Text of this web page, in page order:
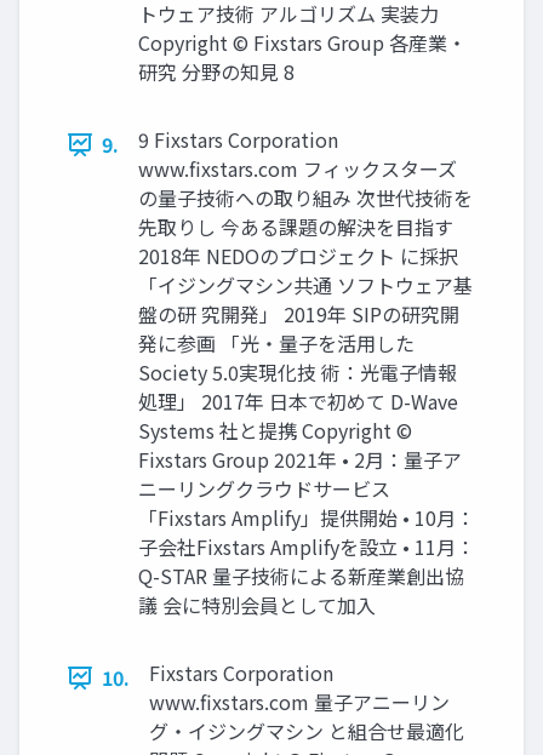
トウェア技術 アルゴリズム 実装力
Copyright © Fixstars Group 各産業・
研究 分野の知見 8
9.
9 Fixstars Corporation
www.fixstars.com フィックスターズ
の量子技術への取り組み 次世代技術を
先取りし 今ある課題の解決を目指す
2018年 NEDOのプロジェクト に採択
「イジングマシン共通 ソフトウェア基
盤の研 究開発」 2019年 SIPの研究開
発に参画 「光・量子を活用した
Society 5.0実現化技 術：光電子情報
処理」 2017年 日本で初めて D-Wave
Systems 社と提携 Copyright ©
Fixstars Group 2021年 • 2月：量子ア
ニーリングクラウドサービス
「Fixstars Amplify」提供開始 • 10月：
子会社Fixstars Amplifyを設立 • 11月：
Q-STAR 量子技術による新産業創出協
議 会に特別会員として加入
10.
Fixstars Corporation
www.fixstars.com 量子アニーリン
グ・イジングマシン と組合せ最適化